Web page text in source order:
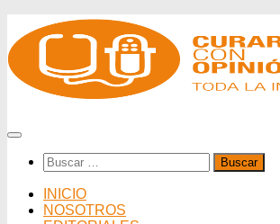
al
contenido
Buscar:
INICIO
NOSOTROS